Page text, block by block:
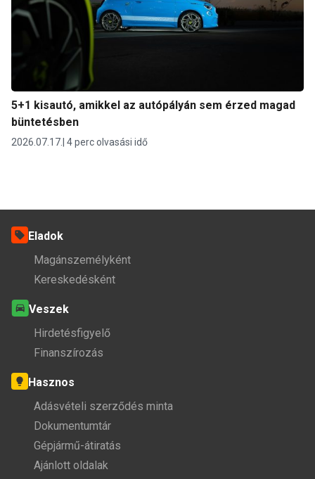
5+1 kisautó, amikkel az autópályán sem érzed magad
büntetésben
2026.07.17. 4 perc olvasási idő
Eladok
Magánszemélyként
Kereskedésként
Veszek
Hirdetésfigyelő
Finanszírozás
Hasznos
Adásvételi szerződés minta
Dokumentumtár
Gépjármű-átiratás
Ajánlott oldalak